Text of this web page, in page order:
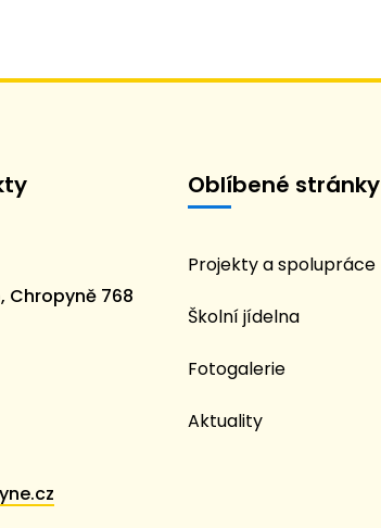
Chropyně 768
Oblíbené stránky
Projekty a spolupráce
Školní jídelna
Fotogalerie
Aktuality